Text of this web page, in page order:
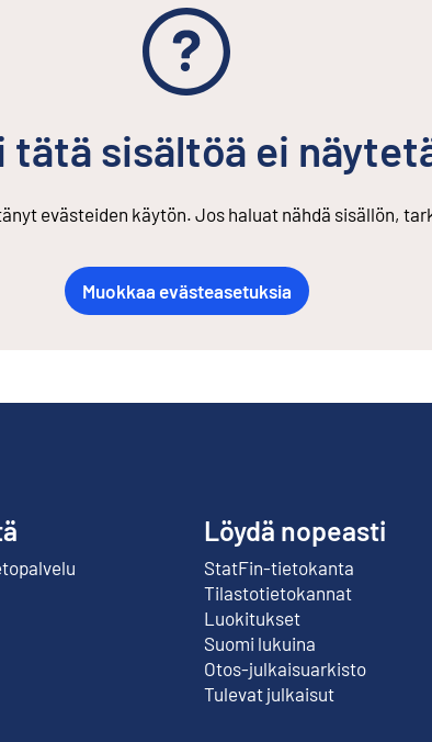
tätä sisältöä ei
evästeiden käytön. Jos haluat nähdä sisällön,
Muokkaa evästeasetuksia
Löydä nopeasti
StatFin-tietokanta
Ulkoinen linkki
Tilastotietokannat
Luokitukset
Suomi lukuina
Otos-julkaisuarkisto
Ulkoinen linkki
Tulevat julkaisut